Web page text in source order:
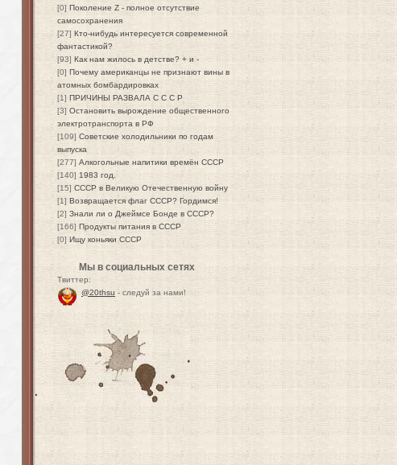
[0] Поколение Z - полное отсутствие
самосохранения
[27] Кто-нибудь интересуется современной
фантастикой?
[93] Как нам жилось в детстве? + и -
[0] Почему американцы не признают вины в
атомных бомбардировках
[1] ПРИЧИНЫ РАЗВАЛА С С С Р
[3] Остановить вырождение общественного
электротранспорта в РФ
[109] Советские холодильники по годам
выпуска
[277] Алкогольные напитики времён СССР
[140] 1983 год.
[15] СССР в Великую Отечественную войну
[1] Возвращается флаг СССР? Гордимся!
[2] Знали ли о Джеймсе Бонде в СССР?
[166] Продукты питания в СССР
[0] Ищу коньяки СССР
Мы в социальных сетях
Твиттер:
@20thsu - следуй за нами!